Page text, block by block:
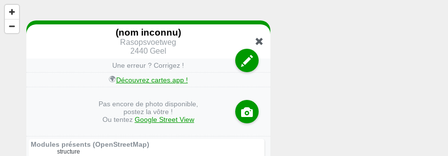
(nom inconnu)
Rasopsvoetweg
2440 Geel
Une erreur ? Corrigez !
🌍Découvrez cartes.app !
Pas encore de photo disponible,
postez la vôtre !
Ou tentez Google Street View
Modules présents (OpenStreetMap)
structure